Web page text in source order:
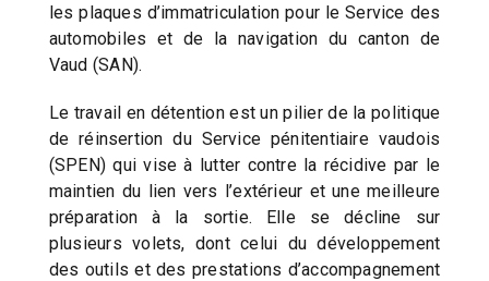
les plaques d’immatriculation pour le Service des
automobiles et de la navigation du canton de
Vaud (SAN).
Le travail en détention est un pilier de la politique
de réinsertion du Service pénitentiaire vaudois
(SPEN) qui vise à lutter contre la récidive par le
maintien du lien vers l’extérieur et une meilleure
préparation à la sortie. Elle se décline sur
plusieurs volets, dont celui du développement
des outils et des prestations d’accompagnement